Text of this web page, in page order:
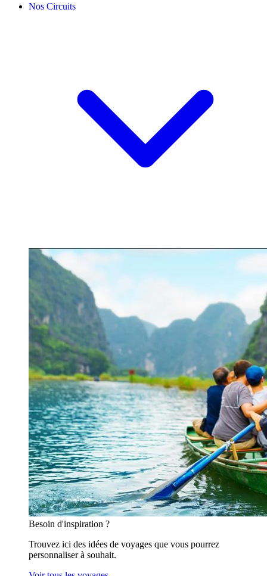
Nos Circuits
Besoin d'inspiration ?
Trouvez ici des idées de voyages que vous pourrez
personnaliser à souhait.